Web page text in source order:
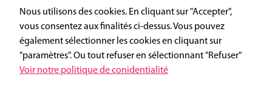
Foulées macériennes
Agile Talon
Nous utilisons des cookies. En cliquant sur "Accepter",
vous consentez aux finalités ci-dessus. Vous pouvez
également sélectionner les cookies en cliquant sur
"paramètres". Ou tout refuser en sélectionnant "Refuser"
Voir notre politique de conidentialité
Necessaires
Ces cookies ne
sont pas
optionnels. Il
sont